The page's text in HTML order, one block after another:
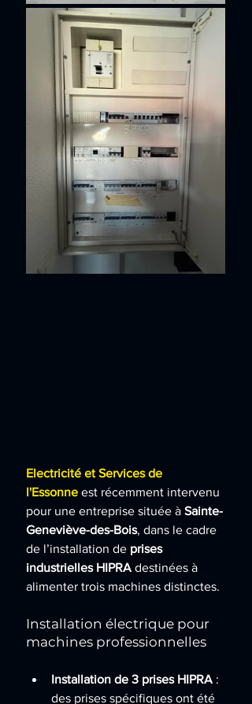
Electricité et Services de
l'Essonne est récemment intervenu
pour une entreprise située à Sainte-
Geneviève-des-Bois, dans le cadre
de l’installation de prises
industrielles HIPRA destinées à
alimenter trois machines distinctes.
Installation électrique pour
machines professionnelles
Installation de 3 prises HIPRA :
des prises spécifiques ont été